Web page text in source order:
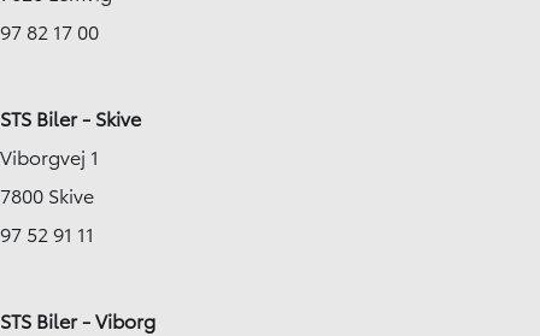
97 82 17 00
STS Biler - Skive
Viborgvej 1
7800 Skive
97 52 91 11
STS Biler - Viborg